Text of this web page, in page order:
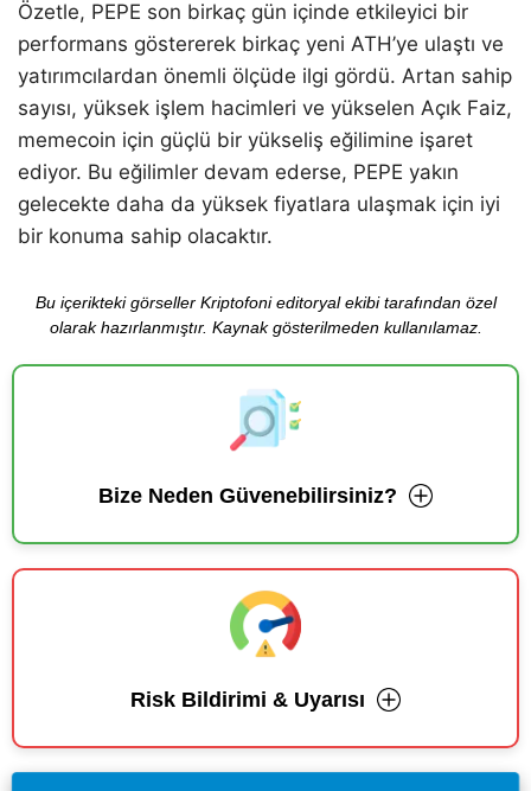
Özetle, PEPE son birkaç gün içinde etkileyici bir
performans göstererek birkaç yeni ATH’ye ulaştı ve
yatırımcılardan önemli ölçüde ilgi gördü. Artan sahip
sayısı, yüksek işlem hacimleri ve yükselen Açık Faiz,
memecoin için güçlü bir yükseliş eğilimine işaret
ediyor. Bu eğilimler devam ederse, PEPE yakın
gelecekte daha da yüksek fiyatlara ulaşmak için iyi
bir konuma sahip olacaktır.
Bu içerikteki görseller Kriptofoni editoryal ekibi tarafından özel
olarak hazırlanmıştır. Kaynak gösterilmeden kullanılamaz.
Bize Neden Güvenebilirsiniz?
Risk Bildirimi & Uyarısı